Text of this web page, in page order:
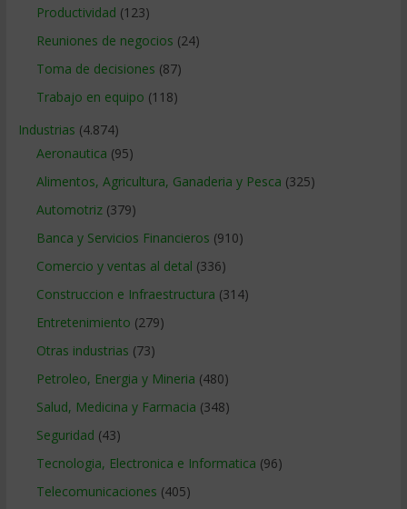
Productividad (123)
Reuniones de negocios (24)
Toma de decisiones (87)
Trabajo en equipo (118)
Industrias (4.874)
Aeronautica (95)
Alimentos, Agricultura, Ganaderia y Pesca (325)
Automotriz(379)
Banca y Servicios Financieros (910)
Comercio y ventas al detal (336)
Construccion e Infraestructura (314)
Entretenimiento (279)
Otras industrias (73)
Petroleo, Energia y Mineria (480)
Salud, Medicina y Farmacia (348)
Seguridad (43)
Tecnologia, Electronica e Informatica (96)
Telecomunicaciones (405)